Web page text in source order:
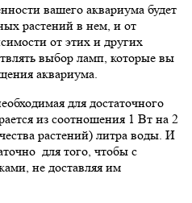
вашего аквариума будет
растений в нем, и от
от этих и других
выбор ламп, которые вы
аквариума.
для достаточного
из соотношения 1 Вт на 2
растений) литра воды. И
для того, чтобы с
не доставляя им